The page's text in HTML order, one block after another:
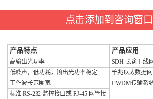
点击添加到咨询窗口
产品特点 产品应用
高输出光功率
SDH 长途干线
低噪声，低功耗，输出光功率稳定
千兆以太数据
工作波长范围宽
DWDM传输系
标准 RS-232 监控接口或 RJ-45 网管接